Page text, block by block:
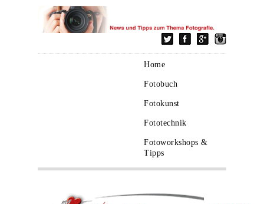
Home
Fotobuch
Fotokunst
Fototechnik
Fotoworkshops &
Tipps